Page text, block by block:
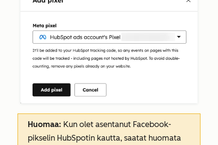
Huomaa: Kun olet asentanut Facebook-
pikselin HubSpotin kautta, saatat huomata